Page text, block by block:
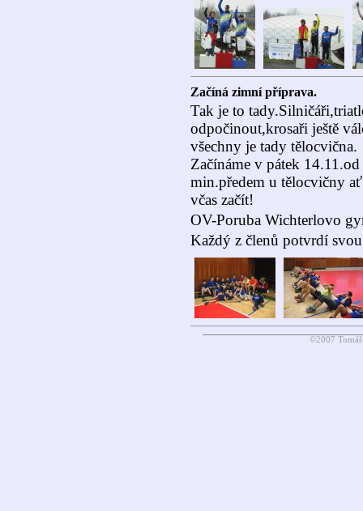
Začíná zimní příprava.
Tak je to
odpočinout,krosaři ještě
všechny je tady tělocvična.
Začínáme v pátek
min.předem u tělocvičny
včas začít!
OV-Poruba Wichterlovo
Každý z členů potvrdí
©2007